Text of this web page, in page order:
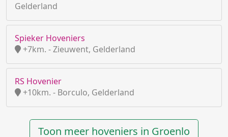
Gelderland
Spieker Hoveniers
+7km. - Zieuwent, Gelderland
RS Hovenier
+10km. - Borculo, Gelderland
Toon meer hoveniers in Groenlo